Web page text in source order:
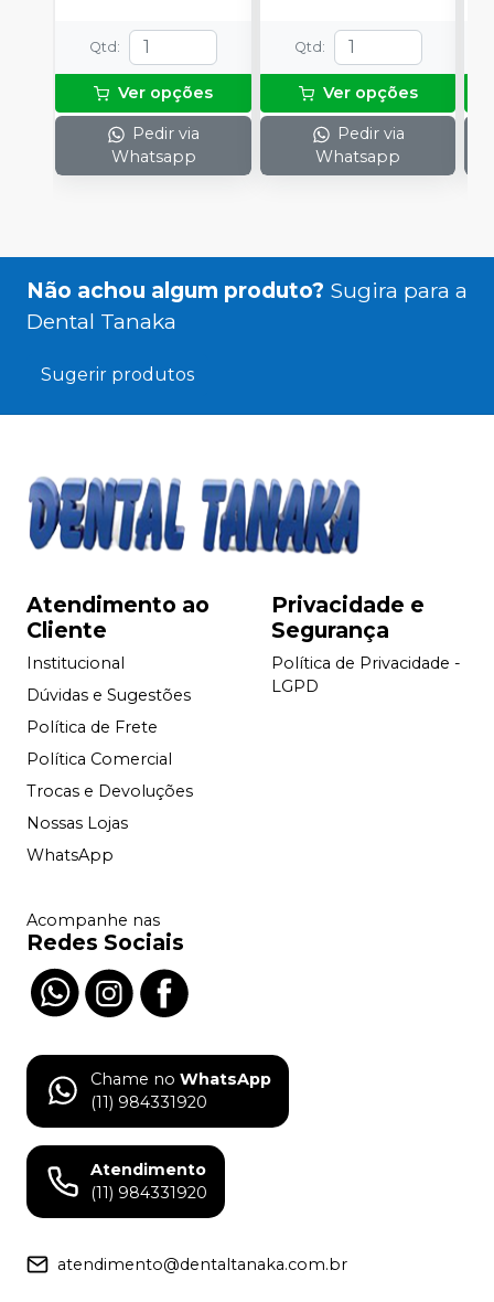
Qtd :
Ver opções
Pedir via
Whatsapp
Qtd :
Ver opções
Pedir via
Whatsapp
Não achou algum produto? Sugira para a
Dental Tanaka
Sugerir produtos
Atendimento ao
Cliente
Institucional
Dúvidas e Sugestões
Política de Frete
Política Comercial
Trocas e Devoluções
Nossas Lojas
WhatsApp
Privacidade e
Segurança
Política de Privacidade -
LGPD
Acompanhe nas
Redes Sociais
Chame no WhatsApp
(11) 984331920
Atendimento
(11) 984331920
atendimento@dentaltanaka.com.br